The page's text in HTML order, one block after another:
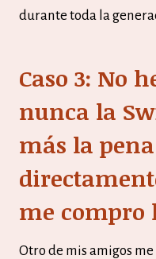
durante toda la
Caso 3: No
nunca la
más la
me compro
Otro de mis amigos